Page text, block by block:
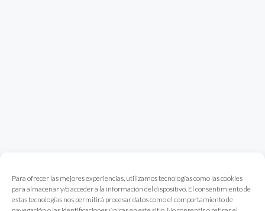
Para ofrecer las mejores experiencias, utilizamos tecnologías como las cookies
para almacenar y/o acceder a la información del dispositivo. El consentimiento de
estas tecnologías nos permitirá procesar datos como el comportamiento de